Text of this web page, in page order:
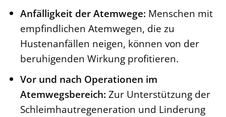
Anfälligkeit der Atemwege: Menschen mit
empfindlichen Atemwegen, die zu
Hustenanfällen neigen, können von der
beruhigenden Wirkung profitieren.
Vor und nach Operationen im
Atemwegsbereich: Zur Unterstützung der
Schleimhautregeneration und Linderung